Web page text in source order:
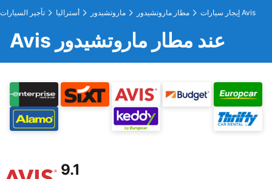
تأجير السيارات أستراليا ماروتشيدور مطار ماروتشيدور إيجار سيارات Avis
Avis عند مطار ماروتشيدور
9.1